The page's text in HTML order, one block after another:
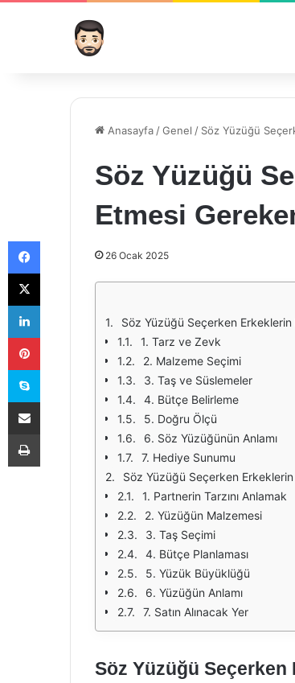
Anasayfa /Genel / Söz Yüzüğü
Söz Yüzüğü
Etmesi
26 Ocak 2025
Söz Yüzüğü Seçerken
1. Tarz ve Zevk
2. Malzeme Seçimi
3. Taş ve Süslemeler
4. Bütçe Belirleme
5. Doğru Ölçü
6. Söz Yüzüğünün Anlamı
7. Hediye Sunumu
Söz Yüzüğü Seçerken
1. Partnerin Tarzını Anlamak
2. Yüzüğün Malzemesi
3. Taş Seçimi
4. Bütçe Planlaması
5. Yüzük Büyüklüğü
6. Yüzüğün Anlamı
7. Satın Alınacak Yer
Söz Yüzüğü
Facebook
X
LinkedIn
Pinterest
Skype
E-Posta ile paylaş